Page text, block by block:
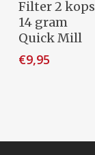
Winkelwagen
Filter 2 kops
14 gram
Quick Mill
€9,95